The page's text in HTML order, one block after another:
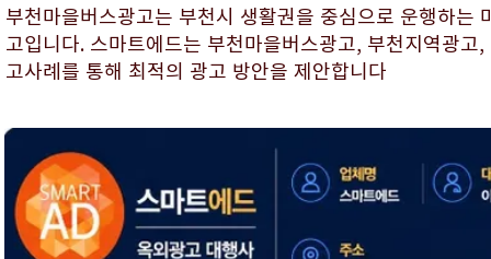
부천마을버스광고는 부천시 생활권을 중심으로 운행하
고입니다. 스마트에드는 부천마을버스광고, 부천지역광
고사례를 통해 최적의 광고 방안을 제안합니다